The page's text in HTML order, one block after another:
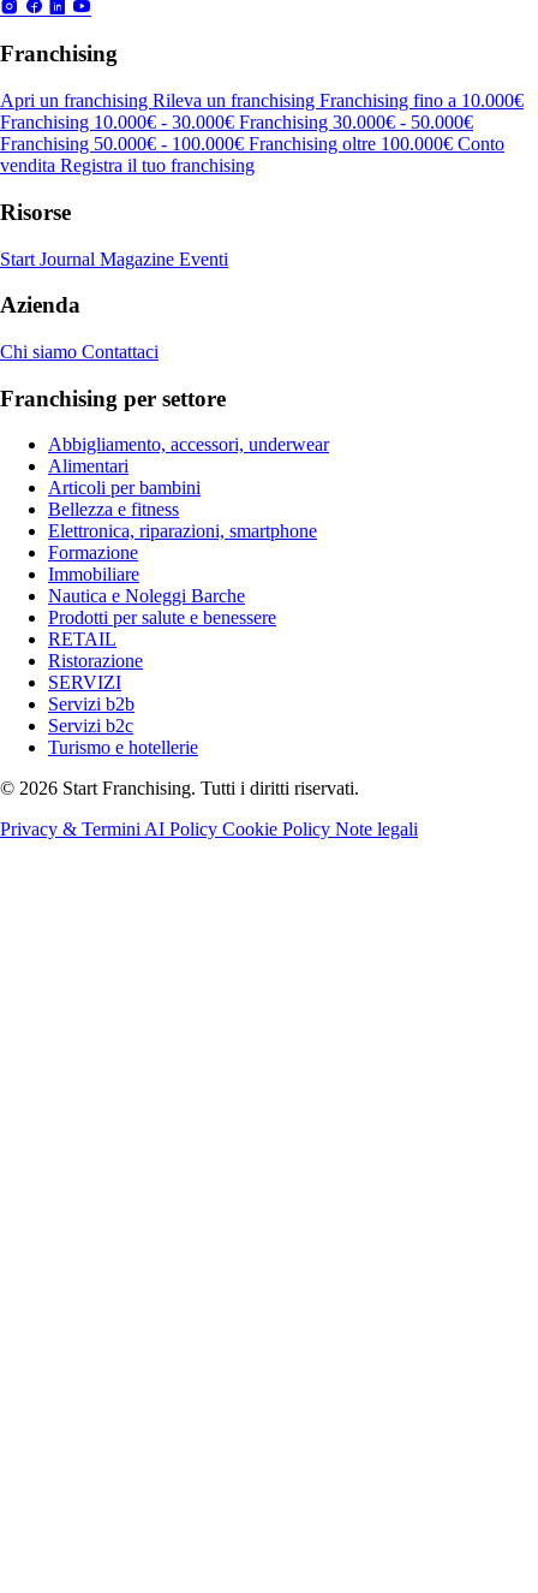
Franchising
Apri un franchising Rileva un franchising Franchising fino a 10.000€
Franchising 10.000€ - 30.000€ Franchising 30.000€ - 50.000€
Franchising 50.000€ - 100.000€ Franchising oltre 100.000€ Conto
vendita Registra il tuo franchising
Risorse
Start Journal Magazine Eventi
Azienda
Chi siamo Contattaci
Franchising per settore
Abbigliamento, accessori, underwear
Alimentari
Articoli per bambini
Bellezza e fitness
Elettronica, riparazioni, smartphone
Formazione
Immobiliare
Nautica e Noleggi Barche
Prodotti per salute e benessere
RETAIL
Ristorazione
SERVIZI
Servizi b2b
Servizi b2c
Turismo e hotellerie
© 2026 Start Franchising. Tutti i diritti riservati.
Privacy & TerminiAI Policy Cookie Policy Note legali